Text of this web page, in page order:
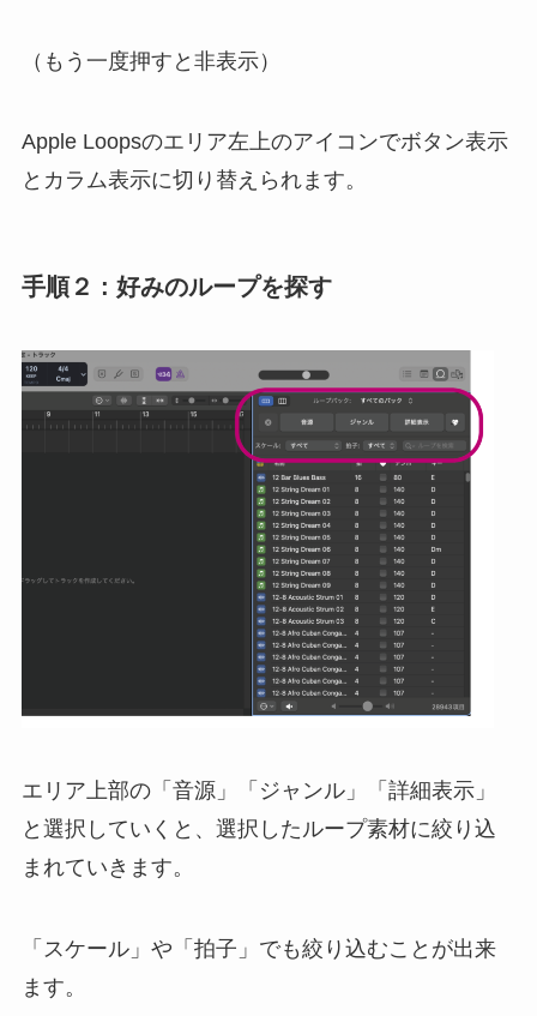
（もう一度押すと非表示）
Apple Loopsのエリア左上のアイコンでボタン表示
とカラム表示に切り替えられます。
手順２ : 好みのループを探す
エリア上部の「音源」「ジャンル」「詳細表示」
と選択していくと、選択したループ素材に絞り込
まれていきます。
「スケール」や「拍子」でも絞り込むことが出来
ます。